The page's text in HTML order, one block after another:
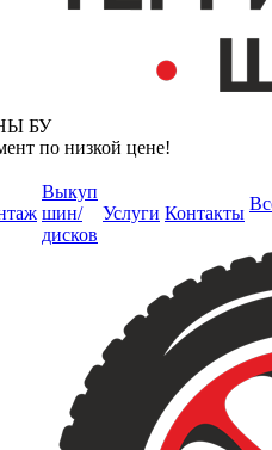
БУ
по низкой цене!
Выкуп
шин/
дисков
Услуги Контакты